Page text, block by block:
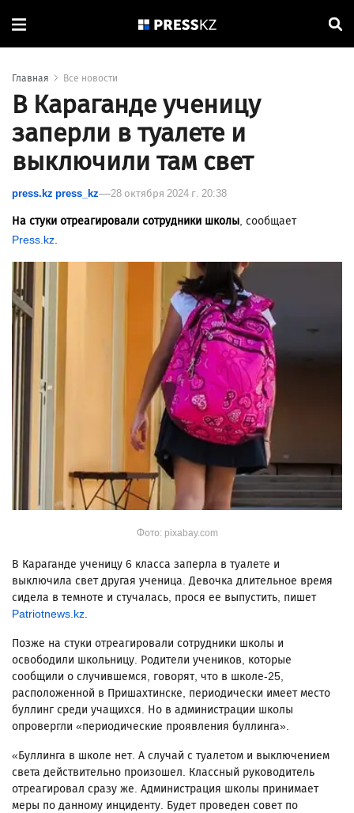
Главная Все новости
В Караганде ученицу
заперли в туалете и
выключили там свет
press.kz press_kz 28 октября 2024 г. 20:38
На стуки отреагировали сотрудники школы, сообщает
Press.kz.
Фото: pixabay.com
В Караганде ученицу 6 класса заперла в туалете и
выключила свет другая ученица. Девочка длительное время
сидела в темноте и стучалась, прося ее выпустить, пишет
Patriotnews.kz.
Позже на стуки отреагировали сотрудники школы и
освободили школьницу. Родители учеников, которые
сообщили о случившемся, говорят, что в школе-25,
расположенной в Пришахтинске, периодически имеет место
буллинг среди учащихся. Но в администрации школы
опровергли «периодические проявления буллинга».
«Буллинга в школе нет. А случай с туалетом и выключением
света действительно произошел. Классный руководитель
отреагировал сразу же. Администрация школы принимает
меры по данному инциденту. Будет проведен совет по